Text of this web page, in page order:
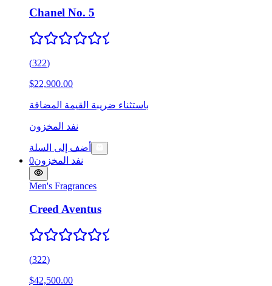
Chanel No. 5
(322)
$22,900.00
باستثناء ضريبة القيمة المضافة
نفد المخزون
أضف إلى السلة
نفد المخزون0
Men's Fragrances
Creed Aventus
(322)
$42,500.00